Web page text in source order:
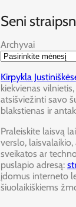
Seni
Archyvai
Kirpykla
kiekvienas
atsišviežinti savo
blakstienas ir
Praleiskite laisvą
verslo,
sveikatos ar
puslapio adresą:
įdomus interneto
šiuolaikiškiems